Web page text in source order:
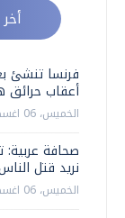
أخر
فرنسا تنشئ
أعقاب حرائق
الخميس، 06 اغسطس 2026 06:27 ص
صحافة عربية:
نريد قتل
الخميس، 06 اغسطس 2026 06:22 ص